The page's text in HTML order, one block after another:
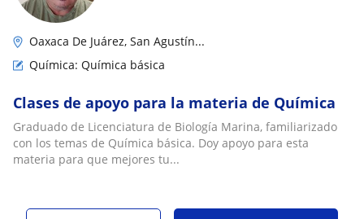
Oaxaca De Juárez, San Agustín...
Química: Química básica
Clases de apoyo para la materia de Química
Graduado de Licenciatura de Biología Marina, familiarizado
con los temas de Química básica. Doy apoyo para esta
materia para que mejores tu...